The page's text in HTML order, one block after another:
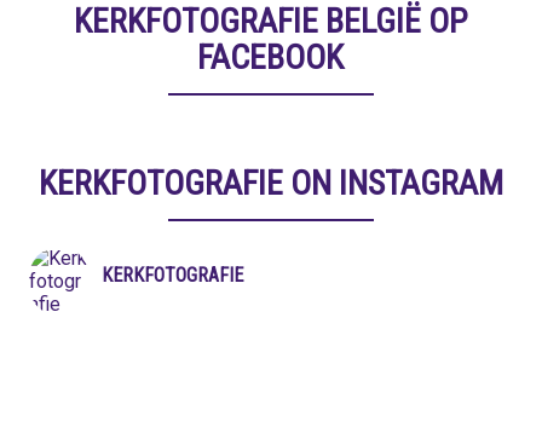
KERKFOTOGRAFIE BELGIË OP
FACEBOOK
KERKFOTOGRAFIE ON INSTAGRAM
KERKFOTOGRAFIE